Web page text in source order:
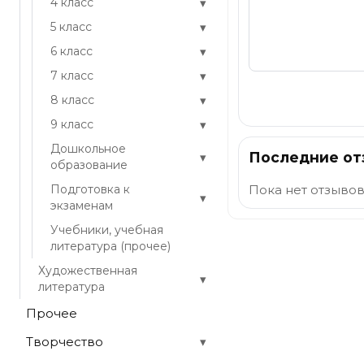
5 класс ▾
6 класс ▾
7 класс ▾
8 класс ▾
9 класс ▾
Дошкольное
образование
▾
Подготовка к
экзаменам
▾
Учебники, учебная
литература (прочее)
Художественная
литература
▾
Прочее
Творчество
▾
Последние
Пока нет